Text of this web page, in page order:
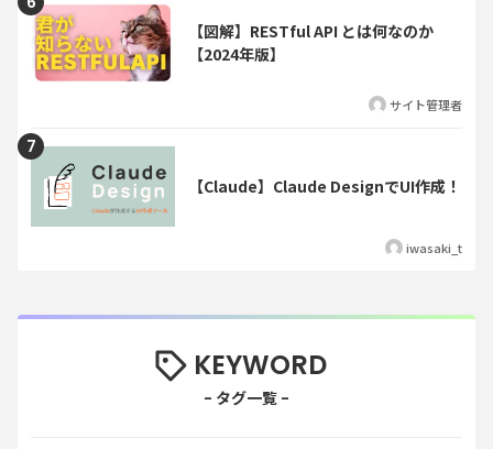
【図解】RESTful API とは何なのか
【2024年版】
サイト管理者
【Claude】Claude DesignでUI作成！
iwasaki_t
KEYWORD